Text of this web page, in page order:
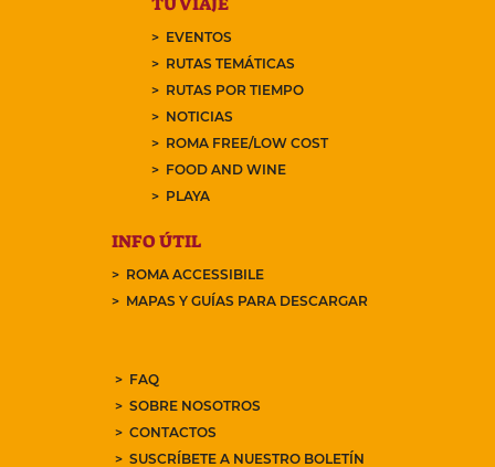
EVENTOS
RUTAS TEMÁTICAS
RUTAS POR TIEMPO
NOTICIAS
ROMA FREE/LOW COST
FOOD AND WINE
PLAYA
INFO ÚTIL
ROMA ACCESSIBILE
MAPAS Y GUÍAS PARA DESCARGAR
FAQ
SOBRE NOSOTROS
CONTACTOS
SUSCRÍBETE A NUESTRO BOLETÍN